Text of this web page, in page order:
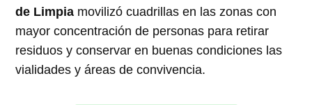
de Limpia movilizó cuadrillas en las zonas con
mayor concentración de personas para retirar
residuos y conservar en buenas condiciones las
vialidades y áreas de convivencia.